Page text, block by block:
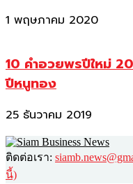
1 พฤษภาคม 2020
10 คำอวยพรปีใหม่
ปีหนูทอง
25 ธันวาคม 2019
ติดต่อเรา:
นี้)